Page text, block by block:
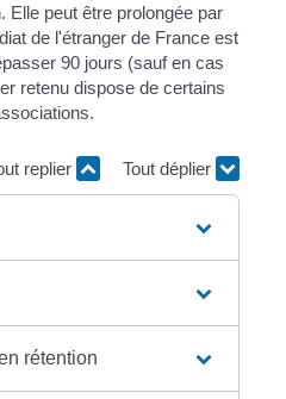
Elle peut être prolongée par
de l'étranger de France est
90 jours (sauf en cas
retenu dispose de certains
replier Tout déplier
rétention